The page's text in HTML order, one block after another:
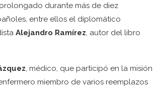
durante más de diez
entre ellos el diplomático
Alejandro Ramírez , autor del libro
, médico, que participó en la misión
enfermero miembro de varios reemplazos